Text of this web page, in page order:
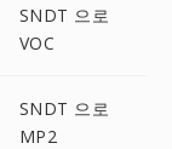
SNDT 으로
VOC
SNDT 으로
MP2